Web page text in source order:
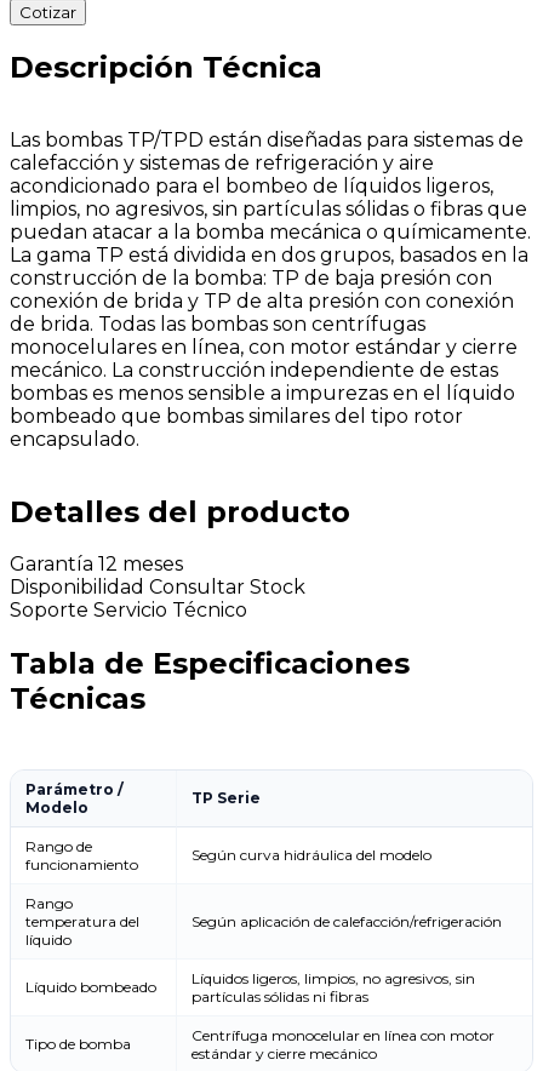
Cotizar
Descripción Técnica
Las bombas TP/TPD están diseñadas para sistemas de
calefacción y sistemas de refrigeración y aire
acondicionado para el bombeo de líquidos ligeros,
limpios, no agresivos, sin partículas sólidas o fibras que
puedan atacar a la bomba mecánica o químicamente.
La gama TP está dividida en dos grupos, basados en la
construcción de la bomba: TP de baja presión con
conexión de brida y TP de alta presión con conexión
de brida. Todas las bombas son centrífugas
monocelulares en línea, con motor estándar y cierre
mecánico. La construcción independiente de estas
bombas es menos sensible a impurezas en el líquido
bombeado que bombas similares del tipo rotor
encapsulado.
Detalles del producto
Garantía 12 meses
Disponibilidad Consultar Stock
Soporte Servicio Técnico
Tabla de Especificaciones
Técnicas
Parámetro /
Modelo
TP Serie
Rango de
funcionamiento
Según curva hidráulica del modelo
Rango
temperatura del
líquido
Según aplicación de calefacción/refrigeración
Líquido bombeado
Líquidos ligeros, limpios, no agresivos, sin
partículas sólidas ni fibras
Tipo de bomba
Centrífuga monocelular en línea con motor
estándar y cierre mecánico